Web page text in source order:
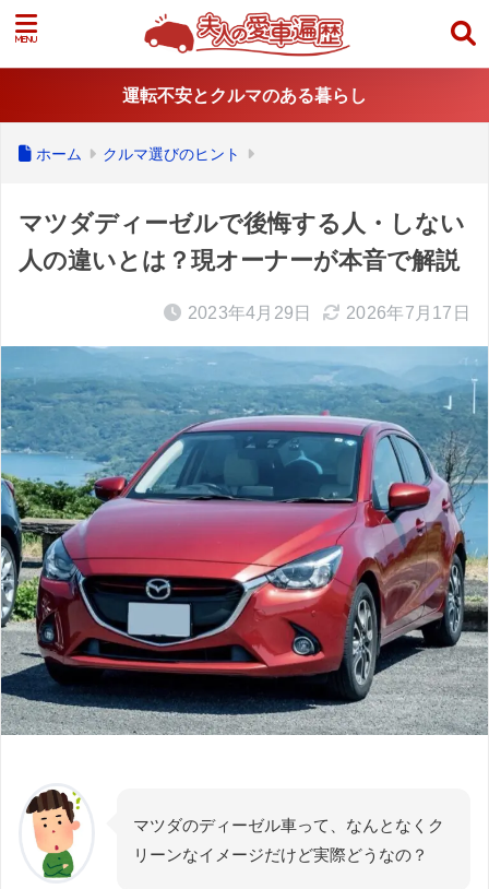
運転不安とクルマのある暮らし
ホーム クルマ選びのヒント
マツダディーゼルで後悔する人・しない
人の違いとは？現オーナーが本音で解説
2023年4月29日 2026年7月17日
マツダのディーゼル車って、なんとなくク
リーンなイメージだけど実際どうなの？